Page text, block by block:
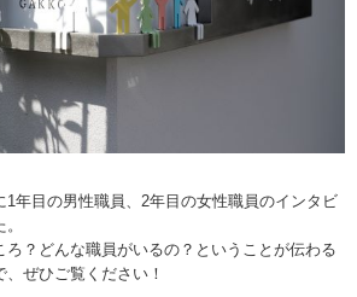
1年目の男性職員、2年目の女性職員のインタビ
ろ？どんな職員がいるの？ということが伝わる
ぜひご覧ください！